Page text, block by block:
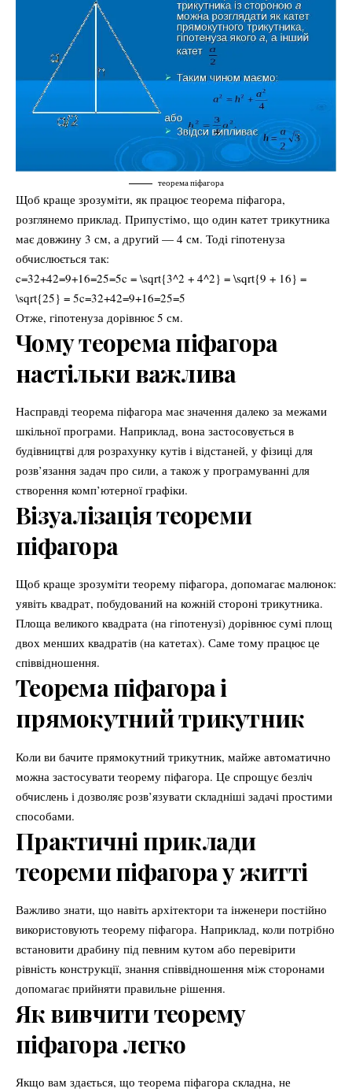
теорема піфагора
Щоб краще зрозуміти, як працює теорема піфагора,
розглянемо приклад. Припустімо, що один катет трикутника
має довжину 3 см, а другий — 4 см. Тоді гіпотенуза
обчислюється так:
c=32+42=9+16=25=5c = \sqrt{3^2 + 4^2} = \sqrt{9 + 16} =
\sqrt{25} = 5c=32+42​=9+16​=25​=5
Отже, гіпотенуза дорівнює 5 см.
Чому теорема піфагора
настільки важлива
Насправді теорема піфагора має значення далеко за межами
шкільної програми. Наприклад, вона застосовується в
будівництві для розрахунку кутів і відстаней, у фізиці для
розв’язання задач про сили, а також у програмуванні для
створення комп’ютерної графіки.
Візуалізація теореми
піфагора
Щоб краще зрозуміти теорему піфагора, допомагає малюнок:
уявіть квадрат, побудований на кожній стороні трикутника.
Площа великого квадрата (на гіпотенузі) дорівнює сумі площ
двох менших квадратів (на катетах). Саме тому працює це
співвідношення.
Теорема піфагора і
прямокутний трикутник
Коли ви бачите прямокутний трикутник, майже автоматично
можна застосувати теорему піфагора. Це спрощує безліч
обчислень і дозволяє розв’язувати складніші задачі простими
способами.
Практичні приклади
теореми піфагора у житті
Важливо знати, що навіть архітектори та інженери постійно
використовують теорему піфагора. Наприклад, коли потрібно
встановити драбину під певним кутом або перевірити
рівність конструкції, знання співвідношення між сторонами
допомагає прийняти правильне рішення.
Як вивчити теорему
піфагора легко
Якщо вам здається, що теорема піфагора складна, не